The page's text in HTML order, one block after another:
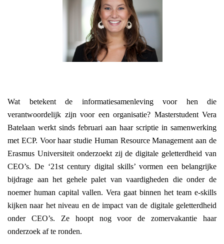
Wat betekent de informatiesamenleving voor hen die
verantwoordelijk zijn voor een organisatie? Masterstudent Vera
Batelaan werkt sinds februari aan haar scriptie in samenwerking
met ECP. Voor haar studie Human Resource Management aan de
Erasmus Universiteit onderzoekt zij de digitale geletterdheid van
CEO’s. De ‘21st century digital skills’ vormen een belangrijke
bijdrage aan het gehele palet van vaardigheden die onder de
noemer human capital vallen. Vera gaat binnen het team e-skills
kijken naar het niveau en de impact van de digitale geletterdheid
onder CEO’s. Ze hoopt nog voor de zomervakantie haar
onderzoek af te ronden.